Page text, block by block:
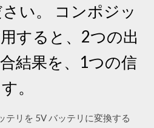
い。 コンポジッ
すると、2つの出
結果を、1つの信
。
テリを 5V バッテリに変換する